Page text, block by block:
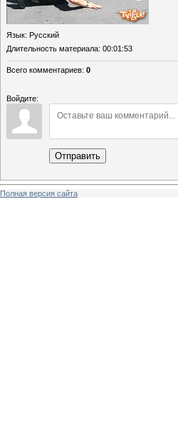
Язык: Русский
Длительность материала: 00:01:53
Всего комментариев: 0
Войдите:
Отправить
Полная версия сайта